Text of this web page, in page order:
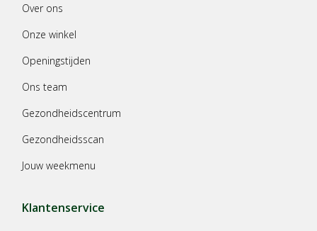
Over ons
Onze winkel
Openingstijden
Ons team
Gezondheidscentrum
Gezondheidsscan
Jouw weekmenu
Klantenservice